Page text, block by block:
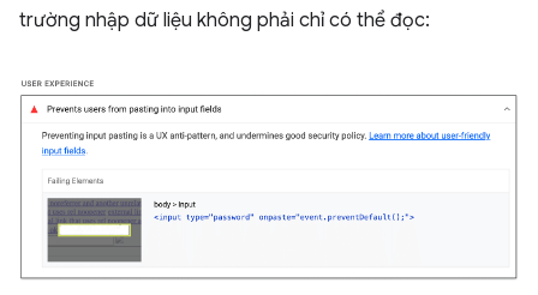
trường nhập dữ liệu không phải chỉ có thể đọc: